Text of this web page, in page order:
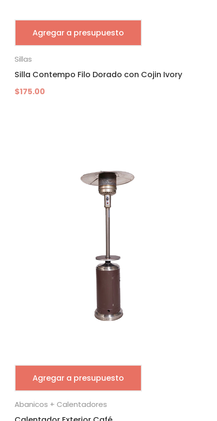
Agregar a presupuesto
Sillas
Silla Contempo Filo Dorado con Cojin Ivory
$175.00
Agregar a presupuesto
Abanicos + Calentadores